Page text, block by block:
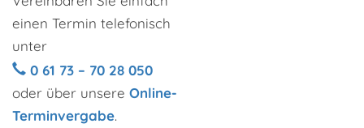
einen Termin telefonisch
unter
0 61 73 – 70 28 050
oder über unsere Online-
Terminvergabe.